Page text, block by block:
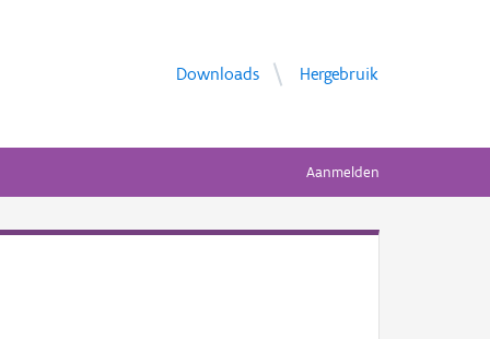
Downloads Hergebruik
Aanmelden